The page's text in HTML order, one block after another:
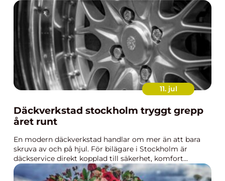
11. jul
Däckverkstad stockholm tryggt grepp
året runt
En modern däckverkstad handlar om mer än att bara
skruva av och på hjul. För bilägare i Stockholm är
däckservice direkt kopplad till säkerhet, komfort...